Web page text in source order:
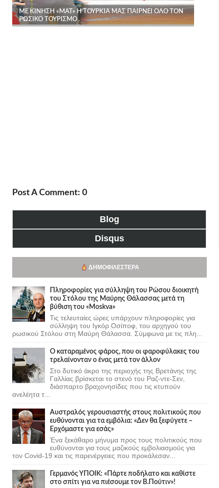
Post A Comment: 0
Blog
Disqus
ΔΗΜΟΦΙΛΈΣΤΕΡΑ
Πληροφορίες για σύλληψη του Ρώσου διοικητή
του Στόλου της Mαύρης Θάλασσας μετά τη
βύθιση του «Moskva»
Τις τελευταίες ώρες υπάρχουν πληροφορίες για
σύλληψη του Ιγκόρ Οσίποφ, του αρχηγού του
ρωσικού Στόλου στη Μαύρη Θάλασσα. Σύμφωνα με τις πλη...
Ο καταραμένος φάρος, που οι φαροφύλακες του
τρελαίνονταν ο ένας μετά τον άλλον
Στο δυτικό άκρο της περιοχής της Βρετάνης της
Γαλλίας βρίσκεται το στενό του Ραζ-ντε-Σεν,
διάσπαρτο βραχονησίδες που τις κτυπούν
ανελέητα τ...
Αυστραλός γερουσιαστής στους πολιτικούς που
ευθύνονται για τα εμβόλια: «Δεν θα ξεφύγετε –
Ερχόμαστε για εσάς»
Ένα ξεκάθαρο μήνυμα προς τους πολιτικούς που
ευθύνονται για τους μαζικούς εμβολιασμούς για
τον Covid-19 και τις παρενέργειες που προκάλεσαν...
Γερμανός ΥΠΟΙΚ: «Πάρτε ποδήλατο και καθίστε
στο σπίτι για να πιέσουμε τον Β.Πούτιν»!